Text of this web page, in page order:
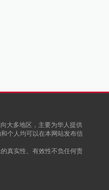
大多地区，主要为华人提供
个人均可以在本网站发布信
真实性、有效性不负任何责